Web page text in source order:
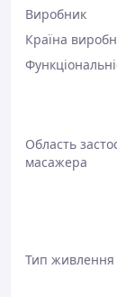
Виробник
Країна
Область
масажера
Тип живлення